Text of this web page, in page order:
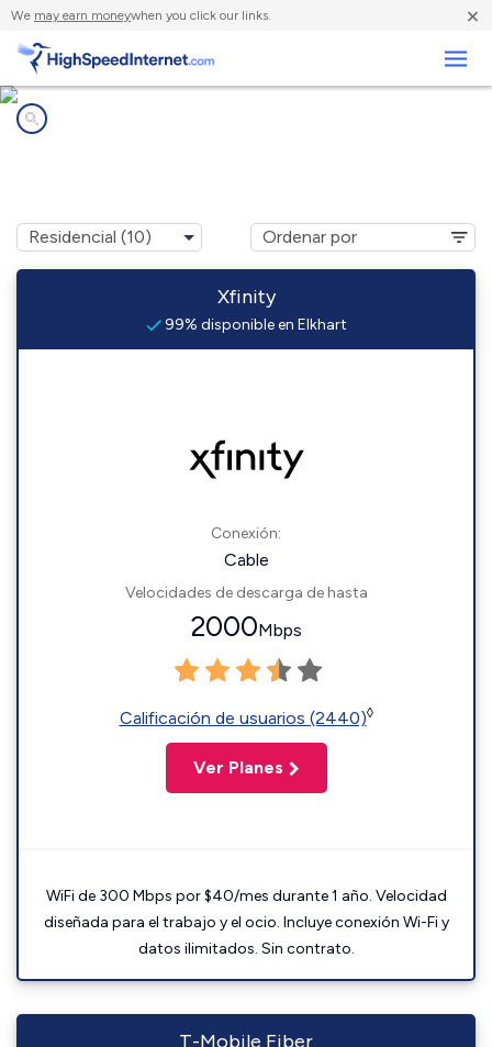
We may earn moneywhen you click our links. ×
Xfinity
99% disponible en Elkhart
Conexión:
Cable
Velocidades de descarga de hasta
2000Mbps
Calificación de usuarios (2440)◊
Ver Planes
WiFi de 300 Mbps por $40/mes durante 1 año. Velocidad
diseñada para el trabajo y el ocio. Incluye conexión Wi-Fi y
datos ilimitados. Sin contrato.
T-Mobile Fiber